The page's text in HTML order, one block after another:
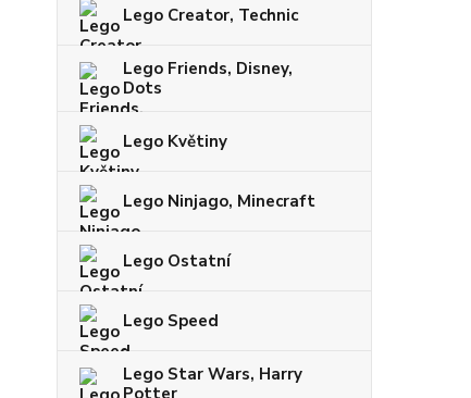
Lego Creator, Technic
Lego Friends, Disney,
Dots
Lego Květiny
Lego Ninjago, Minecraft
Lego Ostatní
Lego Speed
Lego Star Wars, Harry